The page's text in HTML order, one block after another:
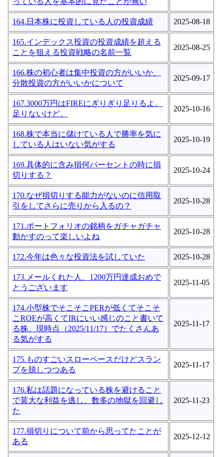
164.日本株に投資している人の投資成績 2025-08-18
165.インデックス投資の投資成績を超える
ことを狙える投資戦略の名前一覧
2025-08-25
166.株の初心者は集中投資の方がいいか、
分散投資の方がいいかについて
2025-09-17
167.3000万円はFIREにぎりぎり足りるよ。
足りないけど。
2025-10-16
168.株で本当に儲けている人で勝率を気に
している人はいない気がする
2025-10-19
169.具体的に含み損何パーセントの時に損
切りする？
2025-10-24
170.なぜ損切りする能力がないのに信用取
引をしてさらに売りから入るの？
2025-10-28
171.ポートフォリオの銘柄をガチャガチャ
動かすのって楽しいよね
2025-10-28
172.今年は色々な投資法を試していた 2025-10-28
173.メールくれた人、1200万円達成おめで
とうございます
2025-11-05
174.小型株でそこそこPERが低くてそこそ
こROEが高くてIRにいい感じのこと書いて
る株、現時点（2025/11/17）でたくさんあ
る気がする
2025-11-17
175.ものすごいスローペースだけどスラン
プを脱しつつある
2025-11-17
176.私は話題になっている株を避けること
で莫大な利益を逃し、数多の地獄を回避し
た
2025-11-23
177.損切りについて前から思ってたことが
ある
2025-12-12